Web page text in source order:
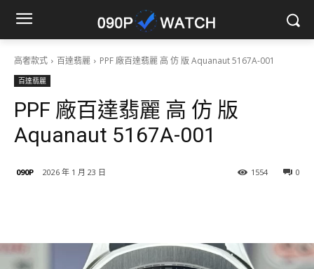
高奢款式 百達翡麗 PPF 廠百達翡麗 高 仿 版 Aquanaut 5167A-001
百達翡麗
PPF 廠百達翡麗 高 仿 版
Aquanaut 5167A-001
090P 2026 年 1 月 23 日 0
1554